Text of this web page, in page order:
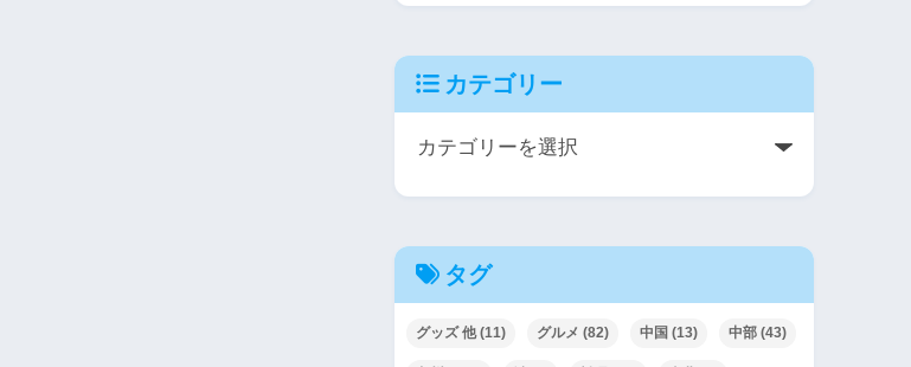
カテゴリー
タグ
グッズ 他(11) グルメ (82) 中国 (13) 中部 (43)